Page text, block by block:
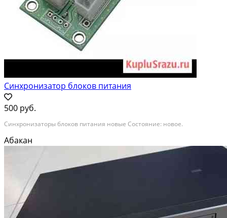
Синхронизатор блоков питания
500 руб.
Синхронизаторы блоков питания новые Состояние: новое.
Абакан